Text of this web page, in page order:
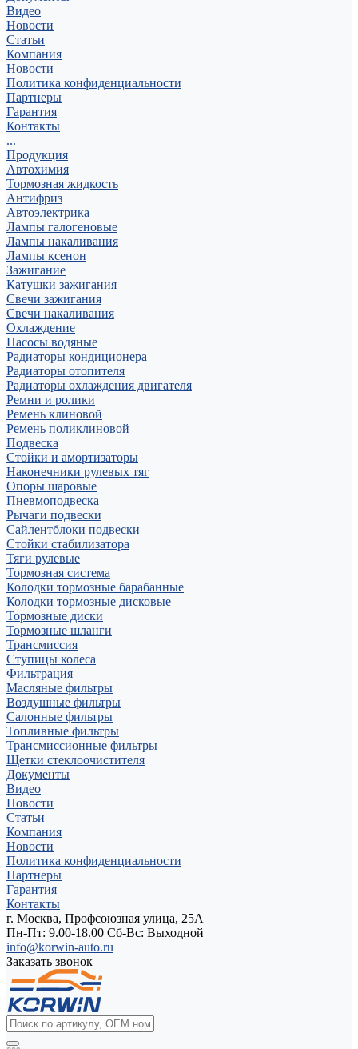
Видео
Новости
Статьи
Компания
Новости
Политика конфиденциальности
Партнеры
Гарантия
Контакты
...
Продукция
Автохимия
Тормозная жидкость
Антифриз
Автоэлектрика
Лампы галогеновые
Лампы накаливания
Лампы ксенон
Зажигание
Катушки зажигания
Свечи зажигания
Свечи накаливания
Охлаждение
Насосы водяные
Радиаторы кондиционера
Радиаторы отопителя
Радиаторы охлаждения двигателя
Ремни и ролики
Ремень клиновой
Ремень поликлиновой
Подвеска
Стойки и амортизаторы
Наконечники рулевых тяг
Опоры шаровые
Пневмоподвеска
Рычаги подвески
Сайлентблоки подвески
Стойки стабилизатора
Тяги рулевые
Тормозная система
Колодки тормозные барабанные
Колодки тормозные дисковые
Тормозные диски
Тормозные шланги
Трансмиссия
Ступицы колеса
Фильтрация
Масляные фильтры
Воздушные фильтры
Салонные фильтры
Топливные фильтры
Трансмиссионные фильтры
Щетки стеклоочистителя
Документы
Видео
Новости
Статьи
Компания
Новости
Политика конфиденциальности
Партнеры
Гарантия
Контакты
г. Москва, Профсоюзная улица, 25А
Пн-Пт: 9.00-18.00 Cб-Вс: Выходной
info@korwin-auto.ru
Заказать звонок